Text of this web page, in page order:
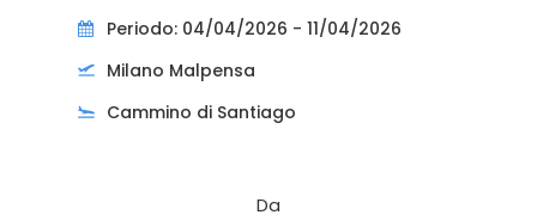
Periodo: 04/04/2026 - 11/04/2026
Milano Malpensa
Cammino di Santiago
Da